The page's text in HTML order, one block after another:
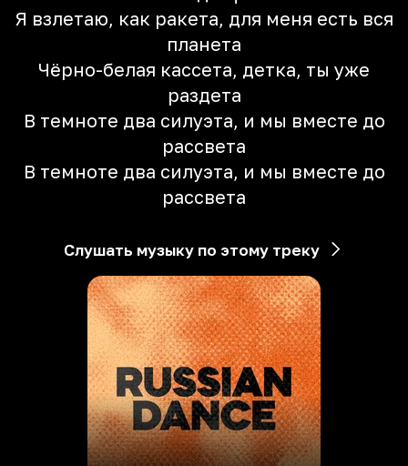
Я взлетаю, как ракета, для меня есть вся
планета
Чёрно-белая кассета, детка, ты уже
раздета
В темноте два силуэта, и мы вместе до
рассвета
В темноте два силуэта, и мы вместе до
рассвета
Слушать музыку по этому треку